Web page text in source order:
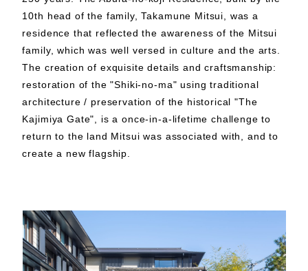
10th head of the family, Takamune Mitsui, was a
residence that reflected the awareness of the Mitsui
family, which was well versed in culture and the arts.
The creation of exquisite details and craftsmanship:
restoration of the "Shiki-no-ma" using traditional
architecture / preservation of the historical "The
Kajimiya Gate", is a once-in-a-lifetime challenge to
return to the land Mitsui was associated with, and to
create a new flagship.